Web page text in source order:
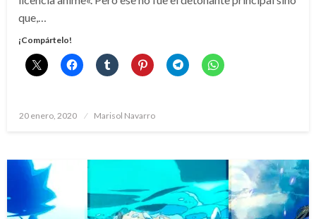
que,…
¡Compártelo!
Publicado
20 enero, 2020 Marisol Navarro